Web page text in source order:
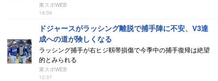
東スポWEB
18:09
ドジャースがラッシング離脱で捕手陣に不安、V3達
成への道が険しくなる
ラッシング捕手が右ヒジ靱帯損傷で今季中の捕手復帰は絶望
的とみられる
東スポWEB
12:37